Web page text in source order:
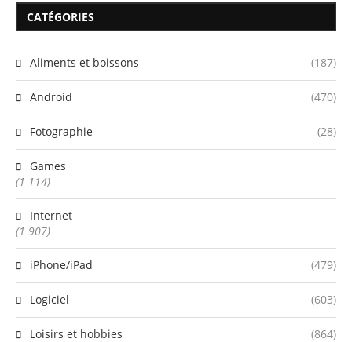
CATÉGORIES
Aliments et boissons (187)
Android (470)
Fotographie (28)
Games
(1 114)
Internet
(1 907)
iPhone/iPad (479)
Logiciel (603)
Loisirs et hobbies (864)